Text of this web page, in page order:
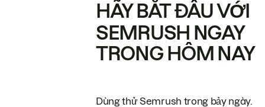
HÃY BẮT ĐẦU VỚI
SEMRUSH NGAY
TRONG HÔM NAY
Dùng thử Semrush trong bảy ngày.